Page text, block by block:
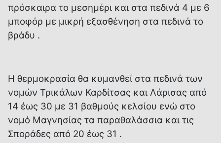
πρόσκαιρα το μεσημέρι και στα πεδινά 4 με 6
μποφόρ με μικρή εξασθένηση στα πεδινά το
βράδυ .
Η θερμοκρασία θα κυμανθεί στα πεδινά των
νομών Τρικάλων Καρδίτσας και Λάρισας από
14 έως 30 με 31 βαθμούς κελσίου ενώ στο
νομό Μαγνησίας τα παραθαλάσσια και τις
Σποράδες από 20 έως 31 .